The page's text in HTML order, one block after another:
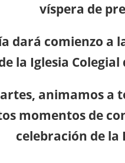
víspera de
dará comienzo a
la Iglesia
animamos a
momentos de
celebración de la